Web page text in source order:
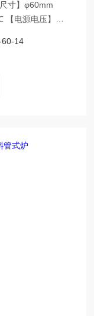
寸】φ60mm
企业等行业实
瓷材料、纳米
60-14